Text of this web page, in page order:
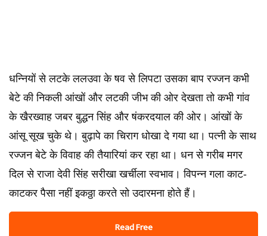
धन्नियों से लटके ललउवा के षव से लिपटा उसका बाप रज्जन कभी
बेटे की निकली आंखों और लटकी जीभ की ओर देखता तो कभी गांव
के खैरख्वाह जबर बुद्धन सिंह और षंकरदयाल की ओर। आंखों के
आंसू सूख चुके थे। बुढ़ापे का चिराग धोखा दे गया था। पत्नी के साथ
रज्जन बेटे के विवाह की तैयारियां कर रहा था। धन से गरीब मगर
दिल से राजा देवी सिंह सरीखा खर्चीला स्वभाव। विपन्न गला काट-
काटकर पैसा नहीं इकठ्ठा करते सो उदारमना होते हैं।
Read Free